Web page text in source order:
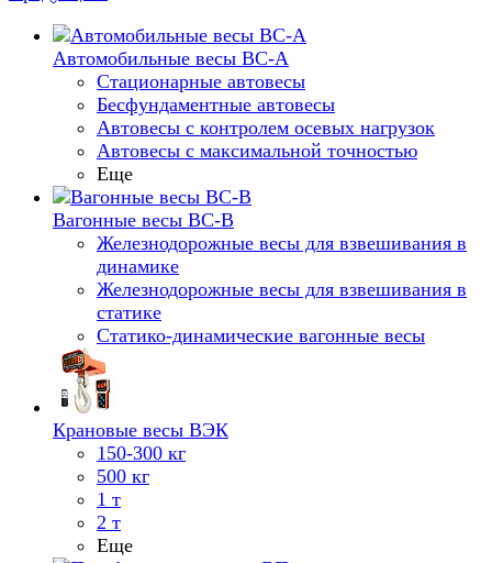
Автомобильные весы ВС-А
Стационарные автовесы
Бесфундаментные автовесы
Автовесы с контролем осевых нагрузок
Автовесы с максимальной точностью
Еще
Вагонные весы ВС-В
Железнодорожные весы для взвешивания в
динамике
Железнодорожные весы для взвешивания в
статике
Статико-динамические вагонные весы
Крановые весы ВЭК
150-300 кг
500 кг
1 т
2 т
Еще